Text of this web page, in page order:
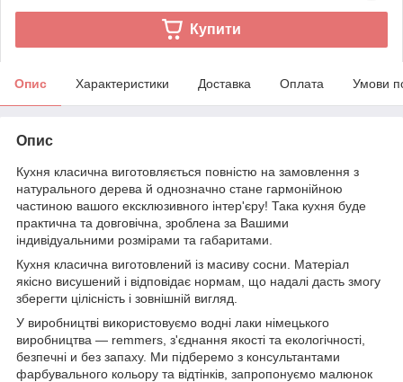
Купити
Опис Характеристики Доставка Оплата Умови
Опис
Кухня класична виготовляється повністю на замовлення з
натурального дерева й однозначно стане гармонійною
частиною вашого ексклюзивного інтер'єру! Така кухня буде
практична та довговічна, зроблена за Вашими
індивідуальними розмірами та габаритами.
Кухня класична виготовлений із масиву сосни. Матеріал
якісно висушений і відповідає нормам, що надалі дасть змогу
зберегти цілісність і зовнішній вигляд.
У виробництві використовуємо водні лаки німецького
виробництва — remmers, з'єднання якості та екологічності,
безпечні и без запаху. Ми підберемо з консультантами
фарбувального кольору та відтінків, запропонуємо малюнок